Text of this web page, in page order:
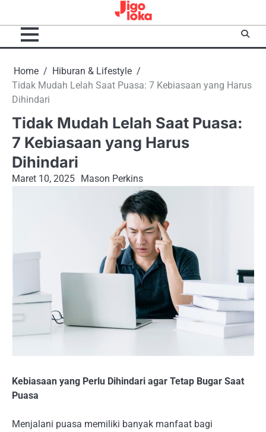
content
Home
Hiburan & Lifestyle
Tidak Mudah Lelah Saat Puasa: 7 Kebiasaan yang Harus
Dihindari
Tidak Mudah Lelah Saat Puasa:
7 Kebiasaan yang Harus
Dihindari
Maret 10, 2025 Mason Perkins
Kebiasaan yang Perlu Dihindari agar Tetap Bugar Saat
Puasa
Menjalani puasa memiliki banyak manfaat bagi